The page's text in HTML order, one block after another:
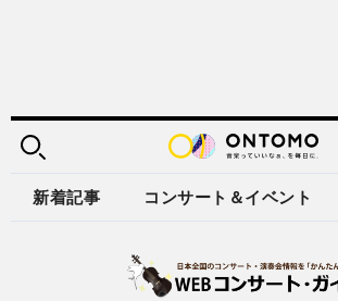
新着記事 コンサート＆イベント